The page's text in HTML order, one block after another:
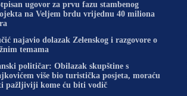
ugovor za prvu fazu stambenog
na Veljem brdu vrijednu 40 miliona
najavio dolazak Zelenskog i razgovore o
temama
političar: Obilazak skupštine s
više bio turistička posjeta, moraću
pažljiviji kome ću biti vodič